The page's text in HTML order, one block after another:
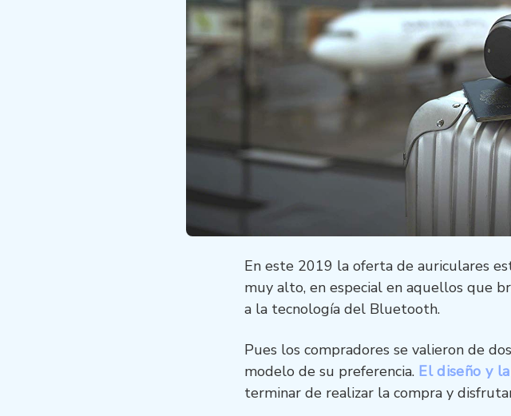
En este 2019 la oferta de auriculares
muy alto, en especial en aquellos que
a la tecnología del Bluetooth.
Pues los compradores se valieron de
modelo de su preferencia. El diseño y
terminar de realizar la compra y